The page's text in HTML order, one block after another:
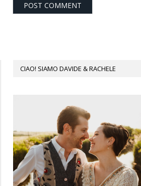
CIAO! SIAMO DAVIDE & RACHELE